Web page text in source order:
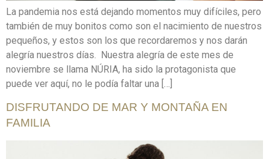
La pandemia nos está dejando momentos muy difíciles, pero
también de muy bonitos como son el nacimiento de nuestros
pequeños, y estos son los que recordaremos y nos darán
alegría nuestros días. Nuestra alegría de este mes de
noviembre se llama NÚRIA, ha sido la protagonista que
puede ver aquí, no le podía faltar una […]
DISFRUTANDO DE MAR Y MONTAÑA EN
FAMILIA